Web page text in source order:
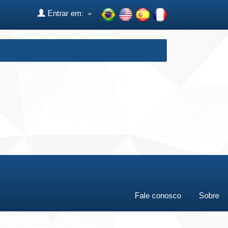
Entrar em:
Fale conosco Sobre